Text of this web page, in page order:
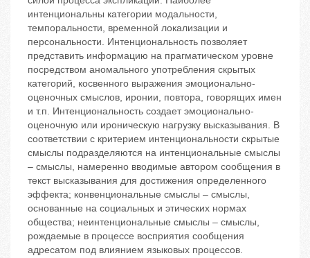
интенциональны категории модальности,
темпоральности, временной локализации и
персональности. Интенциональность позволяет
представить информацию на прагматическом уровне
посредством аномального употребления скрытых
категорий, косвенного выражения эмоционально-
оценочных смыслов, иронии, повтора, говорящих имен
и т.п. Интенциональность создает эмоционально-
оценочную или ироническую нагрузку высказывания. В
соответствии с критерием интенциональности скрытые
смыслы подразделяются на интенциональные смыслы
– смыслы, намеренно вводимые автором сообщения в
текст высказывания для достижения определенного
эффекта; конвенциональные смыслы – смыслы,
основанные на социальных и этических нормах
общества; неинтенциональные смыслы – смыслы,
рождаемые в процессе восприятия сообщения
адресатом под влиянием языковых процессов.